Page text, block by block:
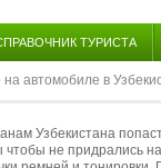
ТУРИСТА
автомобиле в
Узбекистана
не придрались